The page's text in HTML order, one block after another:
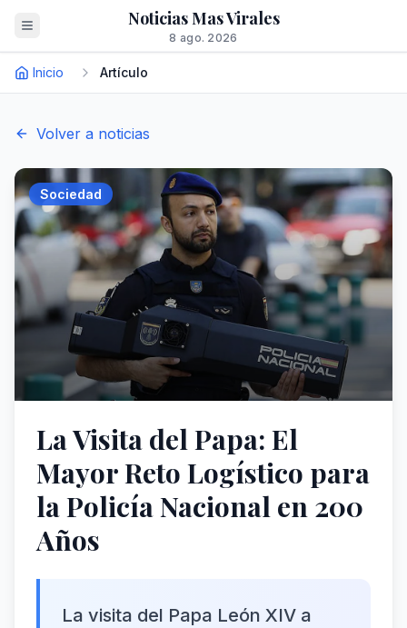
Noticias Mas Virales
8 ago. 2026
Inicio Artículo
Volver a noticias
Sociedad
La Visita del Papa: El
Mayor Reto Logístico para
la Policía Nacional en 200
Años
La visita del Papa León XIV a